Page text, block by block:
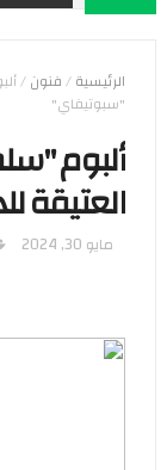
الرئيسية/فنون/
"سبوتيفاي"
ألبوم
العتيقة
مايو 30, 2024